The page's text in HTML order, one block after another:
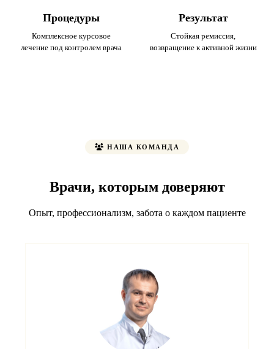
Процедуры
Комплексное курсовое
лечение под контролем врача
Результат
Стойкая ремиссия,
возвращение к активной жизни
НАША КОМАНДА
Врачи, которым доверяют
Опыт, профессионализм, забота о каждом пациенте